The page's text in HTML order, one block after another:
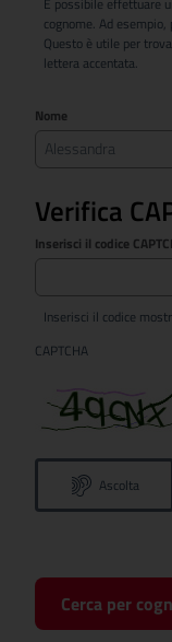
È possibile effettuare
cognome. Ad
Questo è utile per
lettera accentata.
Nome
Verifica
Inserisci il codice
Inserisci il codice
CAPTCHA
Ascolta
Cerca per